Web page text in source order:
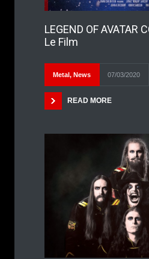
LEGEND OF AVATAR
Le Film
Metal, News 07/03/2020
READ MORE